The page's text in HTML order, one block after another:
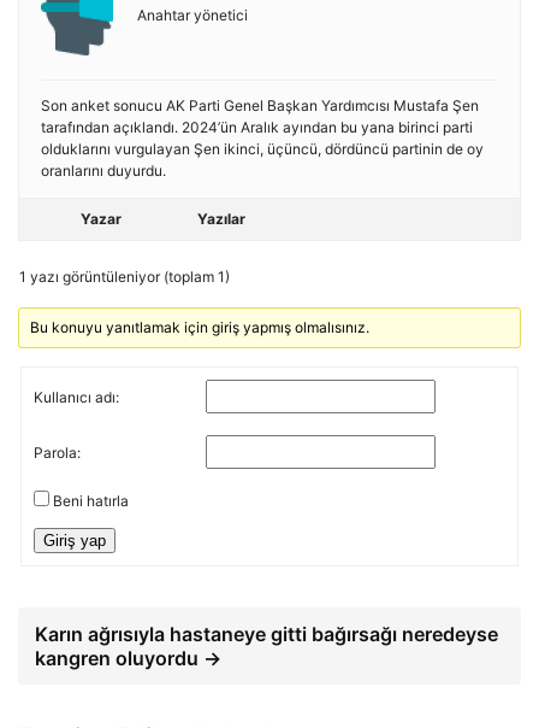
Anahtar yönetici
Son anket sonucu AK Parti Genel Başkan Yardımcısı Mustafa Şen
tarafından açıklandı. 2024’ün Aralık ayından bu yana birinci parti
olduklarını vurgulayan Şen ikinci, üçüncü, dördüncü partinin de oy
oranlarını duyurdu.
Yazar Yazılar
1 yazı görüntüleniyor (toplam 1)
Bu konuyu yanıtlamak için giriş yapmış olmalısınız.
Kullanıcı adı:
Parola:
Beni hatırla
Giriş yap
Karın ağrısıyla hastaneye gitti bağırsağı neredeyse
kangren oluyordu →